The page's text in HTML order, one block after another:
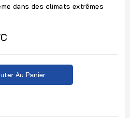
dans des climats extrêmes
Au Panier